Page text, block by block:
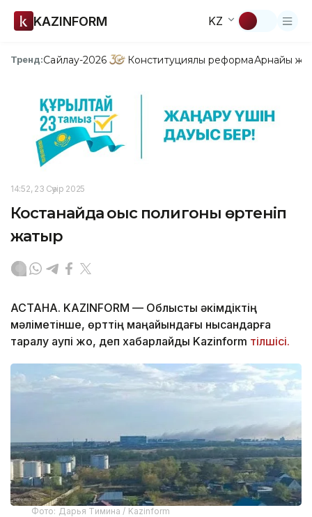
KAZINFORM KZ
Тренд:Сайлау-2026 Конституциялық реформаАрнайы
14:52, 23 Сәуір 2025
Костанайда қоқыс полигоны өртеніп
жатыр
АСТАНА. KAZINFORM — Облыстық әкімдіктің
мәліметінше, өрттің маңайындағы нысандарға
таралу қаупі жоқ, деп хабарлайды Kazinform тілшісі.
Фото: Дарья Тимина / Kazinform